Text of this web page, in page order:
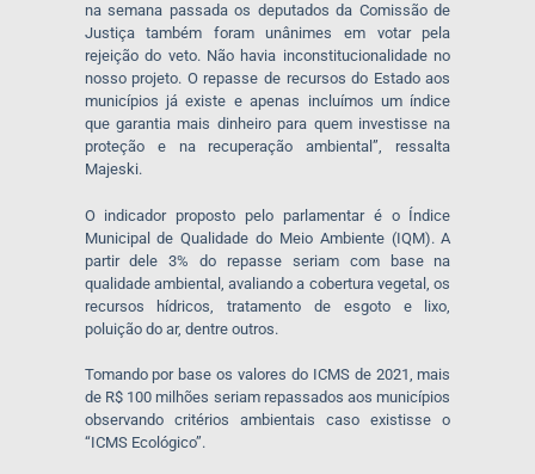
na semana passada os deputados da Comissão de
Justiça também foram unânimes em votar pela
rejeição do veto. Não havia inconstitucionalidade no
nosso projeto. O repasse de recursos do Estado aos
municípios já existe e apenas incluímos um índice
que garantia mais dinheiro para quem investisse na
proteção e na recuperação ambiental”, ressalta
Majeski.
O indicador proposto pelo parlamentar é o Índice
Municipal de Qualidade do Meio Ambiente (IQM). A
partir dele 3% do repasse seriam com base na
qualidade ambiental, avaliando a cobertura vegetal, os
recursos hídricos, tratamento de esgoto e lixo,
poluição do ar, dentre outros.
Tomando por base os valores do ICMS de 2021, mais
de R$ 100 milhões seriam repassados aos municípios
observando critérios ambientais caso existisse o
“ICMS Ecológico”.